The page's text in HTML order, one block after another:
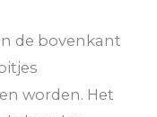
de bovenkant
worden. Het